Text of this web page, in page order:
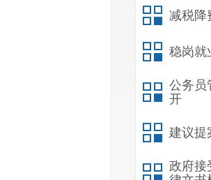
减税降
稳岗就
公务员
开
建议提
政府接